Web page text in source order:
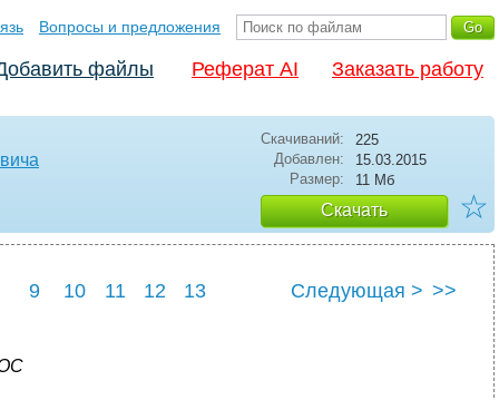
Вопросы и предложения
файлы Реферат AI Заказать работу
Скачиваний:
225
Добавлен:
15.03.2015
Размер:
11 Мб
Скачать ☆
9 10 11 12 13 Следующая > >>